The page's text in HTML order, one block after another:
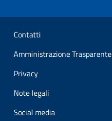
Sezione Link Utili
Contatti
Amministrazione Trasparente
Privacy
Note legali
Social media